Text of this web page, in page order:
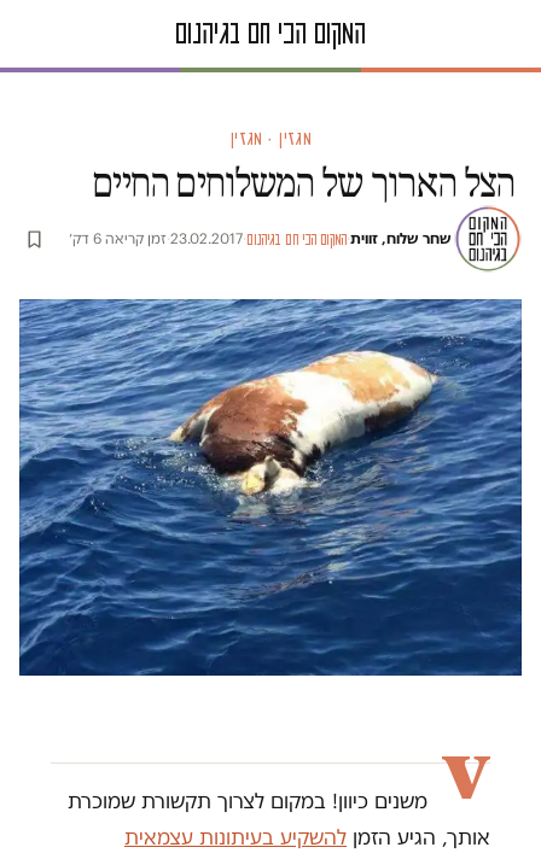
מגזין · מגזין
הצל הארוך של המשלוחים החיים
שחר שלוח, זווית·המקום הכי חם בגיהנום·
23.02.2017
·זמן קריאה 6 דק׳
v משנים כיוון! במקום לצרוך תקשורת שמוכרת
אותך, הגיע הזמן להשקיע בעיתונות עצמאית